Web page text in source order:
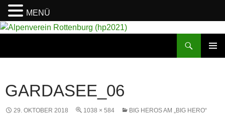
GARDASEE_06
29. OKTOBER 2018 1038 × 584 BIG HEROS AM „BIG HERO“
MENÜ